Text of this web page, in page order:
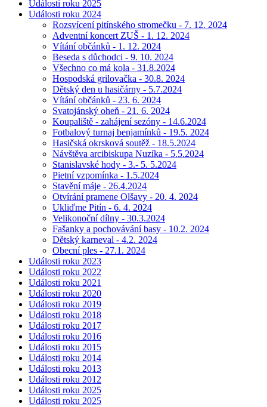
Události roku 2025
Události roku 2024
Rozsvícení pitínského stromečku - 7. 12. 2024
Adventní koncert ZUŠ - 1. 12. 2024
Vítání občánků - 1. 12. 2024
Beseda s důchodci - 9. 10. 2024
Všechno co má kola - 31.8.2024
Hospodská grilovačka - 30.8. 2024
Dětský den u hasičárny - 5.7.2024
Vítání občánků - 23. 6. 2024
Svatojánský oheň - 21. 6. 2024
Koupaliště - zahájení sezóny - 14.6.2024
Fotbalový turnaj benjamínků - 19.5. 2024
Hasičská okrsková soutěž - 18.5.2024
Návštěva arcibiskupa Nuzíka - 5.5.2024
Stanislavské hody - 3.- 5. 5.2024
Pietní vzpomínka - 1.5.2024
Stavění máje - 26.4.2024
Otvírání pramene Olšavy - 20. 4. 2024
Ukliďme Pitín - 6. 4. 2024
Velikonoční dílny - 30.3.2024
Fašanky a pochovávání basy - 10.2. 2024
Dětský karneval - 4.2. 2024
Obecní ples - 27.1. 2024
Události roku 2023
Události roku 2022
Události roku 2021
Události roku 2020
Události roku 2019
Události roku 2018
Události roku 2017
Události roku 2016
Události roku 2015
Události roku 2014
Události roku 2013
Události roku 2012
Události roku 2025
Události roku 2025